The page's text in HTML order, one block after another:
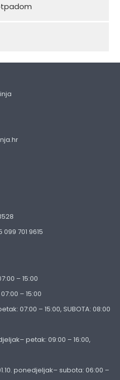
099 701 9615
– 15:00
– 15:00
07:00 – 15:00, SUBOTA: 08:00
petak: 09:00 – 16:00,
ponedjeljak– subota: 06:00 –